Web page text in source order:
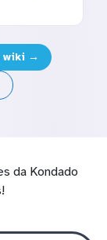
wiki →
da Kondado